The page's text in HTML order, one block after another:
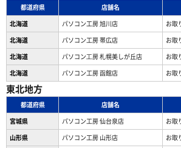
都道府県 店舗名
北海道
パソコン工房 旭川店 お取
北海道
パソコン工房 帯広店 お取
北海道
パソコン⼯房 札幌美しが丘店 お取
北海道
パソコン工房 函館店 お取
東北地方
都道府県 店舗名
宮城県
パソコン工房 仙台泉店 お取
山形県
パソコン工房 山形店 お取